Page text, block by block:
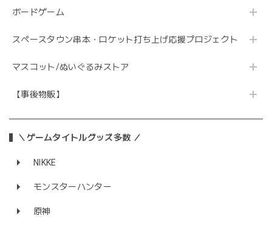
ボードゲーム
スペースタウン串本・ロケット打ち上げ応援プロジェクト
マスコット/ぬいぐるみストア
【事後物販】
＼ゲームタイトルグッズ多数 ／
NIKKE
モンスターハンター
原神